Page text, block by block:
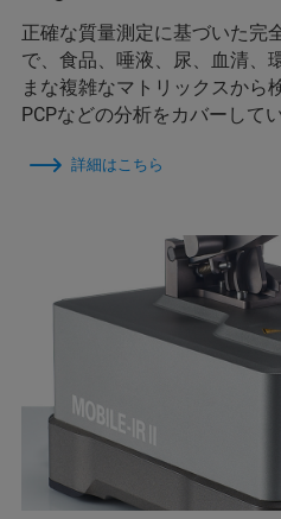
正確な質量測定に基づいた完
で、食品、唾液、尿、血清、
まな複雑なマトリックスから
PCPなどの分析をカバーしてい
詳細はこちら